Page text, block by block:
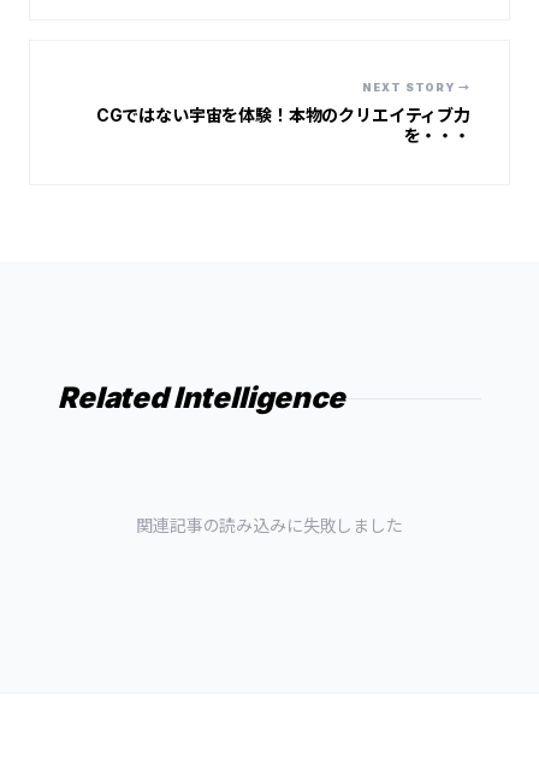
NEXT STORY →
CGではない宇宙を体験！本物のクリエイティブ力
を・・・
Related Intelligence
関連記事の読み込みに失敗しました